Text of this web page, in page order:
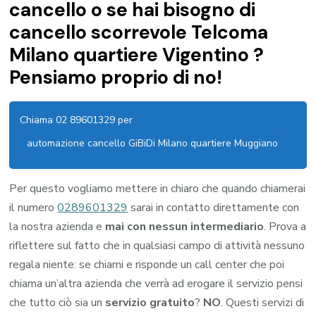
cancello o se hai bisogno di
cancello scorrevole Telcoma
Milano quartiere Vigentino ?
Pensiamo proprio di no!
Chiama 02 89601329 per
automazione cancello GiBiDi Milano quartiere Muggiano
Per questo vogliamo mettere in chiaro che quando chiamerai
il numero0289601329 sarai in contatto direttamente con
la nostra azienda e mai con nessun intermediario. Prova a
riflettere sul fatto che in qualsiasi campo di attività nessuno
regala niente: se chiami e risponde un call center che poi
chiama un’altra azienda che verrà ad erogare il servizio pensi
che tutto ciò sia un servizio gratuito? NO. Questi servizi di